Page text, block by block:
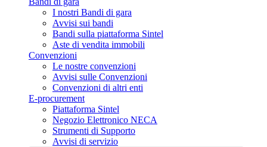
I nostri Bandi di gara
Avvisi sui bandi
Bandi sulla piattaforma Sintel
Aste di vendita immobili
Convenzioni
Le nostre convenzioni
Avvisi sulle Convenzioni
Convenzioni di altri enti
E-procurement
Piattaforma Sintel
Negozio Elettronico NECA
Strumenti di Supporto
Avvisi di servizio